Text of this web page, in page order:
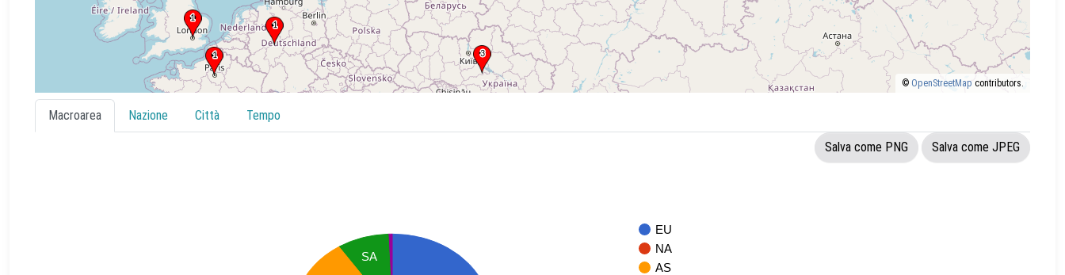
© OpenStreetMap contributors.
Macroarea Nazione Città Tempo
Salva come PNG Salva come JPEG
EU
NA
AS
SA